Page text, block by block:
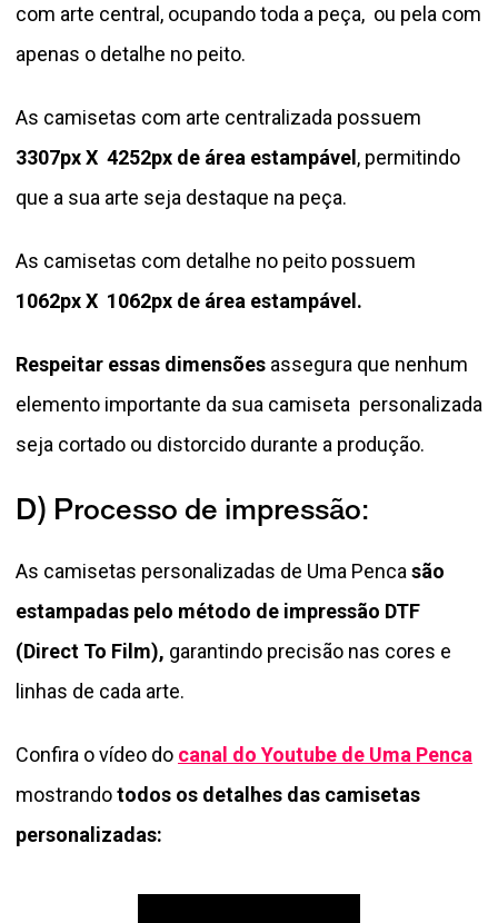
com arte central, ocupando toda a peça, ou pela com
apenas o detalhe no peito.
As camisetas com arte centralizada possuem
3307px X 4252px de área estampável, permitindo
que a sua arte seja destaque na peça.
As camisetas com detalhe no peito possuem
1062px X 1062px de área estampável.
Respeitar essas dimensões assegura que nenhum
elemento importante da sua camiseta personalizada
seja cortado ou distorcido durante a produção.
D) Processo de impressão:
As camisetas personalizadas de Uma Penca são
estampadas pelo método de impressão DTF
(Direct To Film), garantindo precisão nas cores e
linhas de cada arte.
Confira o vídeo do canal do Youtube de Uma Penca
mostrandotodos os detalhes das camisetas
personalizadas: